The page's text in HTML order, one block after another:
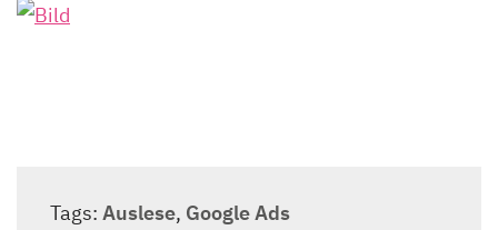
Tags: Auslese, Google Ads